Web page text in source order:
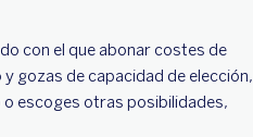
con el que abonar costes de
gozas de capacidad de elección,
escoges otras posibilidades,